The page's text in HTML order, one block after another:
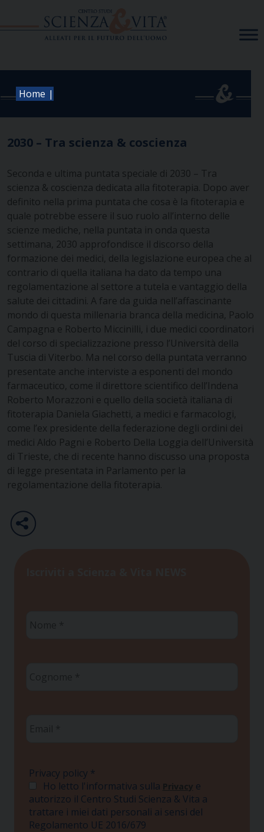
Home |
2030 – Tra scienza & coscienza
Seconda e ultima puntata speciale di 2030 – Tra
scienza & coscienza dedicata alla fitoterapia. Dopo aver
definito nella prima puntata che cosa è la fitoterapia e
quale potrebbe essere il suo ruolo all’interno delle
scienze mediche, nella puntata in onda questa
settimana, 2030 approfondisce il discorso della
formazione dei medici, della legislazione europea che al
contrario di quella italiana ha dato da tempo una
regolamentazione al settore a tutela e vantaggio della
salute dei cittadini. A fare da guida nell’affascinante
mondo di questa millenaria branca della medicina, Paolo
Campagna e Roberto Miccinilli, i due medici coordinatori
del corso di specializzazione presso l’Università della
Tuscia di Viterbo. Ma nel corso della puntata verranno
presentate anche interviste a esponenti del mondo
farmaceutico, come il direttore scientifico dell’Indena
Roberto Morazzoni e quello della società italiana di
fitoterapia Daniela Giachetti, a medici e farmacologi,
come l’ex presidente della federazione degli ordini dei
medici Aldo Pagni e Roberto Della Loggia dell’Università
di Trieste, che di recente hanno discusso una proposta
di legge presentata in Parlamento per la
regolamentazione della fitoterapia.
Privacy policy *
Ho letto l'informativa sulla Privacy e
autorizzo il Centro Studi Scienza & Vita a
trattare i miei dati personali ai sensi del
Regolamento UE 2016/679